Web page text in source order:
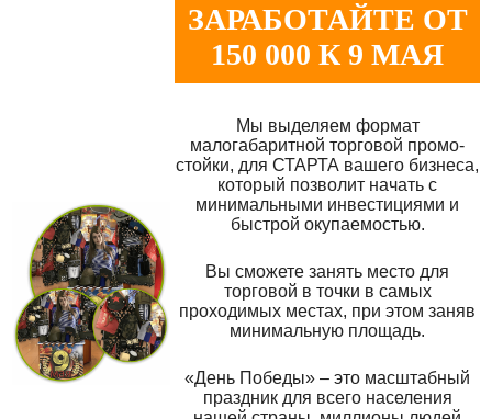
ЗАРАБОТАЙТЕ ОТ
150 000 К 9 МАЯ
Мы выделяем формат
малогабаритной торговой промо-
стойки, для СТАРТА вашего бизнеса,
который позволит начать с
минимальными инвестициями и
быстрой окупаемостью.
Вы сможете занять место для
торговой в точки в самых
проходимых местах, при этом заняв
минимальную площадь.
«День Победы» – это масштабный
праздник для всего населения